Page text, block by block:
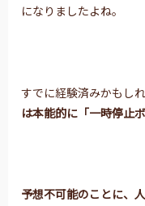
になりましたよね。
すでに経験済みかもし
は本能的に「一時停止
予想不可能のことに、